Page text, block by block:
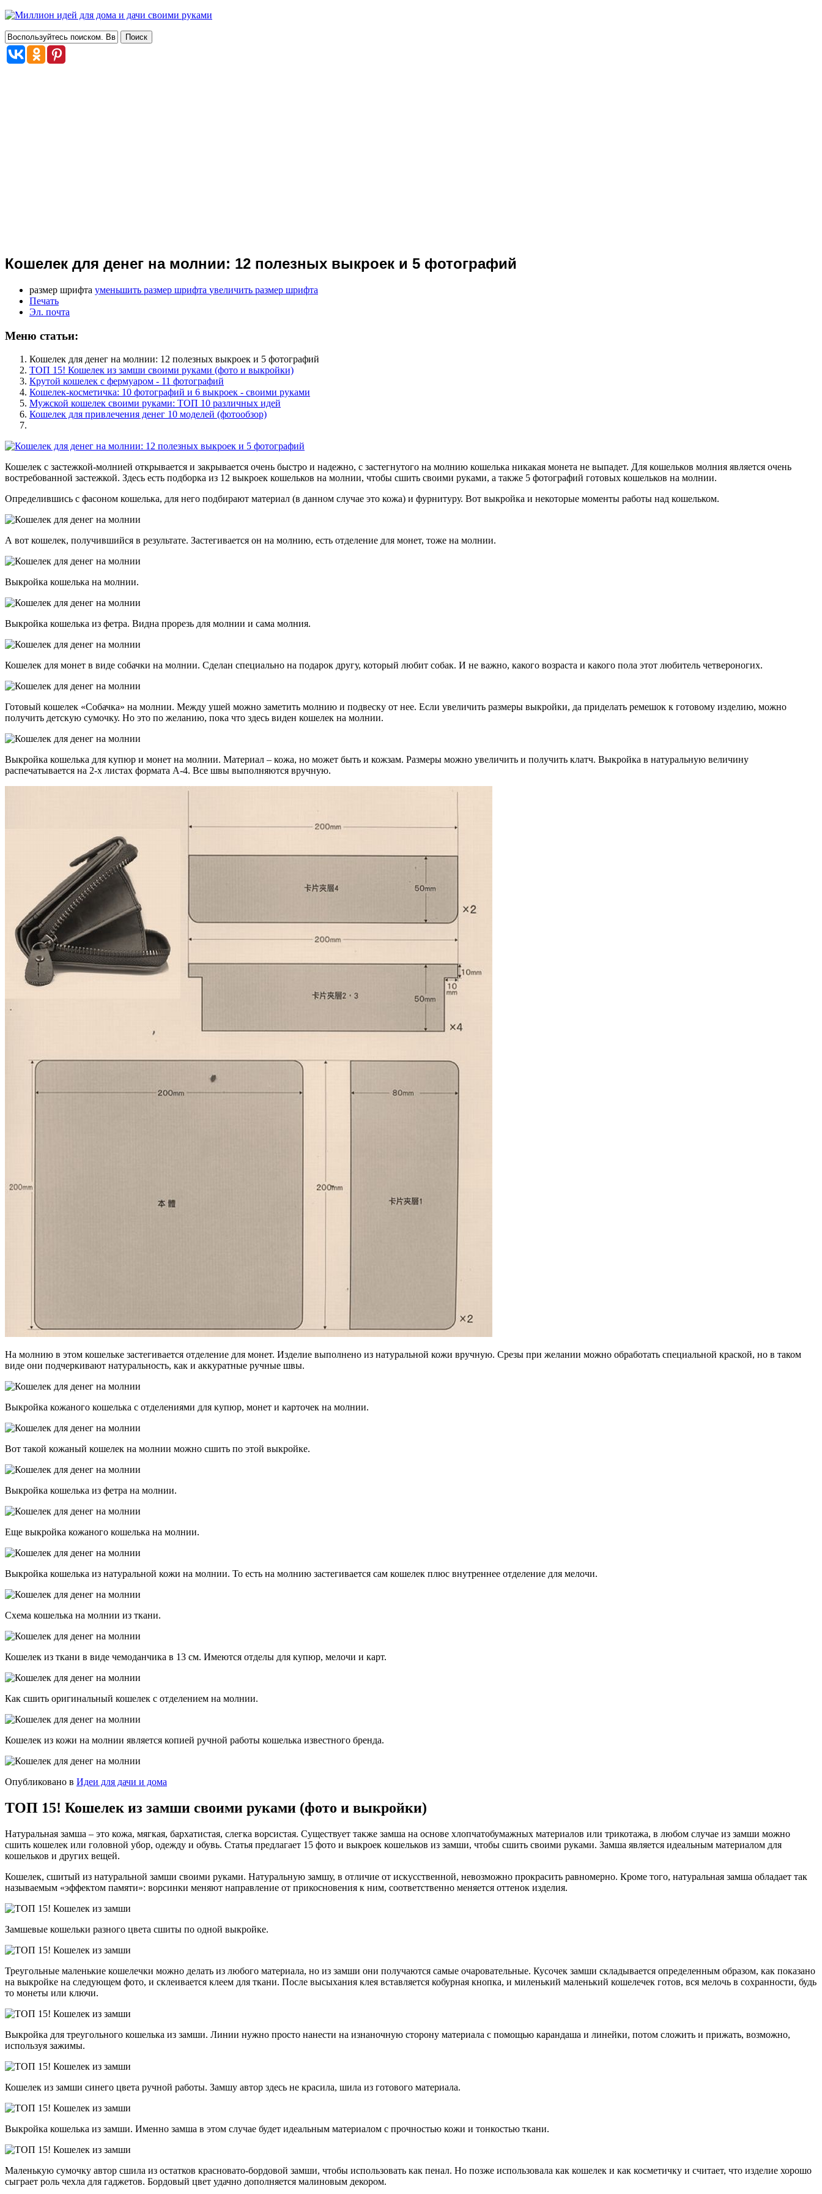
Кошелек для денег на молнии: 12 полезных выкроек и 5 фотографий
размер шрифта уменьшить размер шрифта увеличить размер шрифта
Печать
Эл. почта
Меню статьи:
Кошелек для денег на молнии: 12 полезных выкроек и 5 фотографий
ТОП 15! Кошелек из замши своими руками (фото и выкройки)
Крутой кошелек с фермуаром - 11 фотографий
Кошелек-косметичка: 10 фотографий и 6 выкроек - своими руками
Мужской кошелек своими руками: ТОП 10 различных идей
Кошелек для привлечения денег 10 моделей (фотообзор)
Кошелек с застежкой-молнией открывается и закрывается очень быстро и надежно, с застегнутого на молнию кошелька никакая монета не выпадет. Для кошельков молния является очень
востребованной застежкой. Здесь есть подборка из 12 выкроек кошельков на молнии, чтобы сшить своими руками, а также 5 фотографий готовых кошельков на молнии.
Определившись с фасоном кошелька, для него подбирают материал (в данном случае это кожа) и фурнитуру. Вот выкройка и некоторые моменты работы над кошельком.
А вот кошелек, получившийся в результате. Застегивается он на молнию, есть отделение для монет, тоже на молнии.
Выкройка кошелька на молнии.
Выкройка кошелька из фетра. Видна прорезь для молнии и сама молния.
Кошелек для монет в виде собачки на молнии. Сделан специально на подарок другу, который любит собак. И не важно, какого возраста и какого пола этот любитель четвероногих.
Готовый кошелек «Собачка» на молнии. Между ушей можно заметить молнию и подвеску от нее. Если увеличить размеры выкройки, да приделать ремешок к готовому изделию, можно
получить детскую сумочку. Но это по желанию, пока что здесь виден кошелек на молнии.
Выкройка кошелька для купюр и монет на молнии. Материал – кожа, но может быть и кожзам. Размеры можно увеличить и получить клатч. Выкройка в натуральную величину
распечатывается на 2-х листах формата А-4. Все швы выполняются вручную.
На молнию в этом кошельке застегивается отделение для монет. Изделие выполнено из натуральной кожи вручную. Срезы при желании можно обработать специальной краской, но в таком
виде они подчеркивают натуральность, как и аккуратные ручные швы.
Выкройка кожаного кошелька с отделениями для купюр, монет и карточек на молнии.
Вот такой кожаный кошелек на молнии можно сшить по этой выкройке.
Выкройка кошелька из фетра на молнии.
Еще выкройка кожаного кошелька на молнии.
Выкройка кошелька из натуральной кожи на молнии. То есть на молнию застегивается сам кошелек плюс внутреннее отделение для мелочи.
Схема кошелька на молнии из ткани.
Кошелек из ткани в виде чемоданчика в 13 см. Имеются отделы для купюр, мелочи и карт.
Как сшить оригинальный кошелек с отделением на молнии.
Кошелек из кожи на молнии является копией ручной работы кошелька известного бренда.
Опубликовано в Идеи для дачи и дома
ТОП 15! Кошелек из замши своими руками (фото и выкройки)
Натуральная замша – это кожа, мягкая, бархатистая, слегка ворсистая. Существует также замша на основе хлопчатобумажных материалов или трикотажа, в любом случае из замши можно
сшить кошелек или головной убор, одежду и обувь. Статья предлагает 15 фото и выкроек кошельков из замши, чтобы сшить своими руками. Замша является идеальным материалом для
кошельков и других вещей.
Кошелек, сшитый из натуральной замши своими руками. Натуральную замшу, в отличие от искусственной, невозможно прокрасить равномерно. Кроме того, натуральная замша обладает так
называемым «эффектом памяти»: ворсинки меняют направление от прикосновения к ним, соответственно меняется оттенок изделия.
Замшевые кошельки разного цвета сшиты по одной выкройке.
Треугольные маленькие кошелечки можно делать из любого материала, но из замши они получаются самые очаровательные. Кусочек замши складывается определенным образом, как показано
на выкройке на следующем фото, и склеивается клеем для ткани. После высыхания клея вставляется кобурная кнопка, и миленький маленький кошелечек готов, вся мелочь в сохранности, будь
то монеты или ключи.
Выкройка для треугольного кошелька из замши. Линии нужно просто нанести на изнаночную сторону материала с помощью карандаша и линейки, потом сложить и прижать, возможно,
используя зажимы.
Кошелек из замши синего цвета ручной работы. Замшу автор здесь не красила, шила из готового материала.
Выкройка кошелька из замши. Именно замша в этом случае будет идеальным материалом с прочностью кожи и тонкостью ткани.
Маленькую сумочку автор сшила из остатков красновато-бордовой замши, чтобы использовать как пенал. Но позже использовала как кошелек и как косметичку и считает, что изделие хорошо
сыграет роль чехла для гаджетов. Бордовый цвет удачно дополняется малиновым декором.